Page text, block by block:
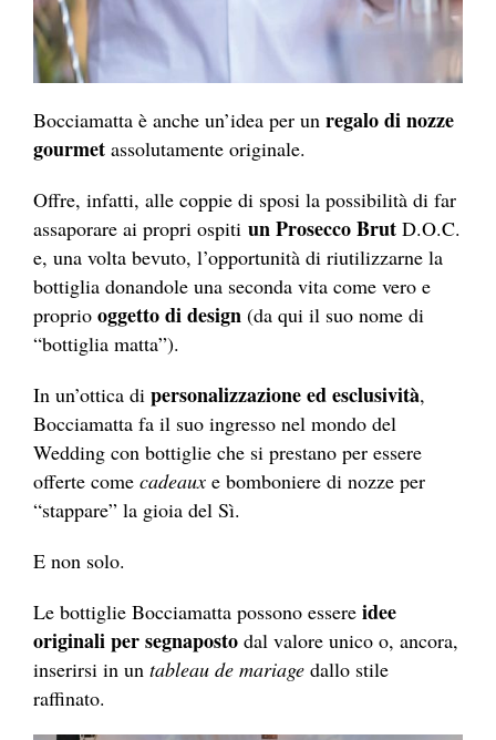
Bocciamatta è anche un’idea per un regalo di nozze
gourmet assolutamente originale.
Offre, infatti, alle coppie di sposi la possibilità di far
assaporare ai propri ospiti un Prosecco Brut D.O.C.
e, una volta bevuto, l’opportunità di riutilizzarne la
bottiglia donandole una seconda vita come vero e
proprio oggetto di design (da qui il suo nome di
“bottiglia matta”).
In un’ottica di personalizzazione ed esclusività,
Bocciamatta fa il suo ingresso nel mondo del
Wedding con bottiglie che si prestano per essere
offerte come cadeaux e bomboniere di nozze per
“stappare” la gioia del Sì.
E non solo.
Le bottiglie Bocciamatta possono essere idee
originali per segnaposto dal valore unico o, ancora,
inserirsi in un tableau de mariage dallo stile
raffinato.